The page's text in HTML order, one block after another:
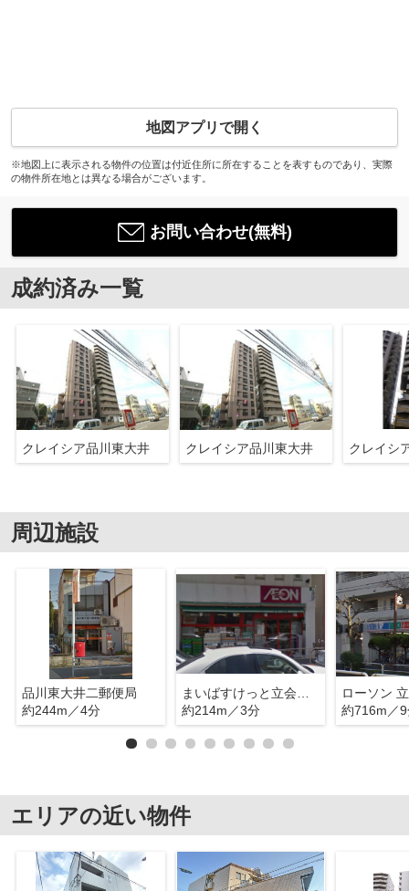
地図アプリで開く
※地図上に表示される物件の位置は付近住所に所在することを表すものであり、実際
の物件所在地とは異なる場合がございます。
お問い合わせ(無料)
成約済み一覧
クレイシア品川東大井 クレイシア品川東大井 クレイシ
周辺施設
品川東大井二郵便局
約244m／4分
約214m／3分
ローソン
約716m／
エリアの近い物件